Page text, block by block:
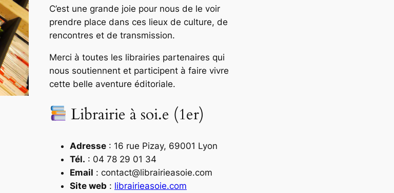
C’est une grande joie pour nous de le voir
prendre place dans ces lieux de culture, de
rencontres et de transmission.
Merci à toutes les librairies partenaires qui
nous soutiennent et participent à faire vivre
cette belle aventure éditoriale.
Librairie à soi.e (1er)
Adresse : 16 rue Pizay, 69001 Lyon
Tél. : 04 78 29 01 34
Email : contact@librairieasoie.com
Site web : librairieasoie.com